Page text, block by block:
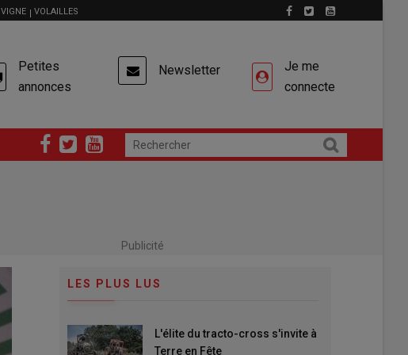
VIGNE VOLAILLES
Petites
annonces
Newsletter
Je me
connecte
Publicité
LES PLUS LUS
L'élite du tracto-cross s'invite à
Terre en Fête